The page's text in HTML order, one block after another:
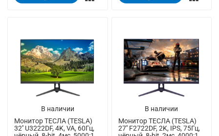
В наличии
Монитор ТЕСЛА (TESLA)
32'' U3222DF, 4K, VA, 60Гц,
В наличии
Монитор ТЕСЛА (TESLA)
27'' F2722DF, 2K, IPS, 75Гц,